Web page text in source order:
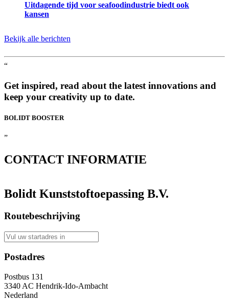
Uitdagende tijd voor seafoodindustrie biedt ook
kansen
Bekijk alle berichten
“
Get inspired, read about the latest innovations and
keep your creativity up to date.
BOLIDT BOOSTER
”
CONTACT INFORMATIE
Bolidt Kunststoftoepassing B.V.
Routebeschrijving
Postadres
Postbus 131
3340 AC Hendrik-Ido-Ambacht
Nederland